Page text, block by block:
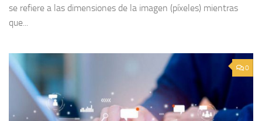
se refiere a las dimensiones de la imagen (píxeles) mientras
que...
0